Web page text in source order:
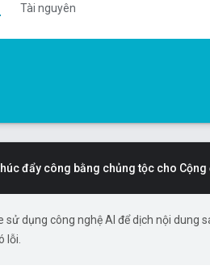
Tài nguyên
đẩy công bằng chủng tộc cho
sử dụng công nghệ AI để dịch nội dung
lỗi.